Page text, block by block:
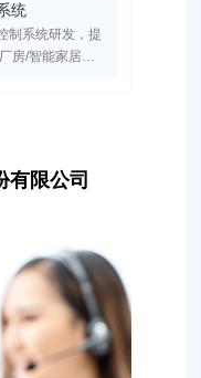
。服务超万家医
、园区领域客
响应效率提升
统
制系统研发，提
房/智能家居的
建设。
有限公司